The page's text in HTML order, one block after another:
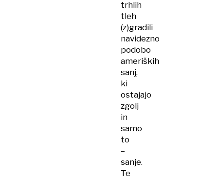
trhlih
tleh
(z)gradili
navidezno
podobo
ameriških
sanj,
ki
ostajajo
zgolj
in
samo
to
–
sanje.
Te